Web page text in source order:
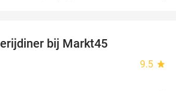
bij Markt45
9.5 star